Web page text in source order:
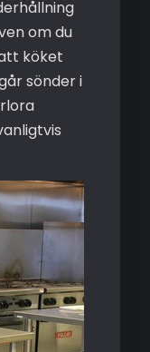
om du
köket
sönder i